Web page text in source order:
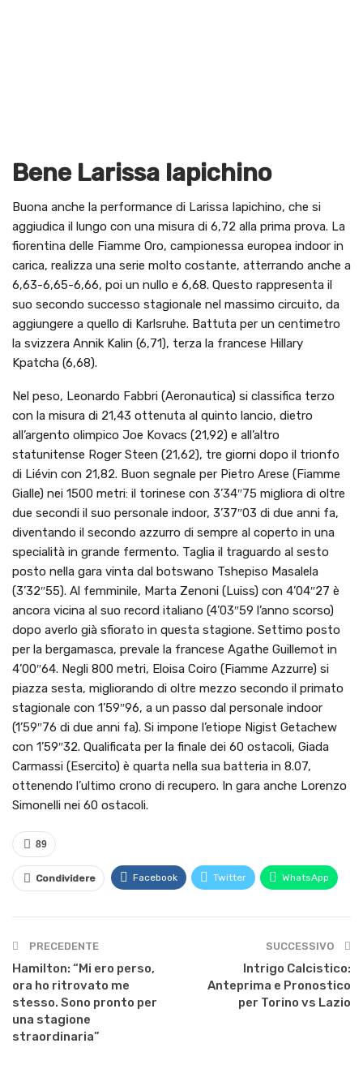
Bene Larissa Iapichino
Buona anche la performance di Larissa Iapichino, che si
aggiudica il lungo con una misura di 6,72 alla prima prova. La
fiorentina delle Fiamme Oro, campionessa europea indoor in
carica, realizza una serie molto costante, atterrando anche a
6,63-6,65-6,66, poi un nullo e 6,68. Questo rappresenta il
suo secondo successo stagionale nel massimo circuito, da
aggiungere a quello di Karlsruhe. Battuta per un centimetro
la svizzera Annik Kalin (6,71), terza la francese Hillary
Kpatcha (6,68).
Nel peso, Leonardo Fabbri (Aeronautica) si classifica terzo
con la misura di 21,43 ottenuta al quinto lancio, dietro
all’argento olimpico Joe Kovacs (21,92) e all’altro
statunitense Roger Steen (21,62), tre giorni dopo il trionfo
di Liévin con 21,82. Buon segnale per Pietro Arese (Fiamme
Gialle) nei 1500 metri: il torinese con 3’34″75 migliora di oltre
due secondi il suo personale indoor, 3’37″03 di due anni fa,
diventando il secondo azzurro di sempre al coperto in una
specialità in grande fermento. Taglia il traguardo al sesto
posto nella gara vinta dal botswano Tshepiso Masalela
(3’32″55). Al femminile, Marta Zenoni (Luiss) con 4’04″27 è
ancora vicina al suo record italiano (4’03″59 l’anno scorso)
dopo averlo già sfiorato in questa stagione. Settimo posto
per la bergamasca, prevale la francese Agathe Guillemot in
4’00″64. Negli 800 metri, Eloisa Coiro (Fiamme Azzurre) si
piazza sesta, migliorando di oltre mezzo secondo il primato
stagionale con 1’59″96, a un passo dal personale indoor
(1’59″76 di due anni fa). Si impone l’etiope Nigist Getachew
con 1’59″32. Qualificata per la finale dei 60 ostacoli, Giada
Carmassi (Esercito) è quarta nella sua batteria in 8.07,
ottenendo l’ultimo crono di recupero. In gara anche Lorenzo
Simonelli nei 60 ostacoli.
89
Condividere Facebook Twitter WhatsApp
PRECEDENTE
Hamilton: “Mi ero perso,
ora ho ritrovato me
stesso. Sono pronto per
una stagione
straordinaria”
SUCCESSIVO
Intrigo Calcistico:
Anteprima e Pronostico
per Torino vs Lazio